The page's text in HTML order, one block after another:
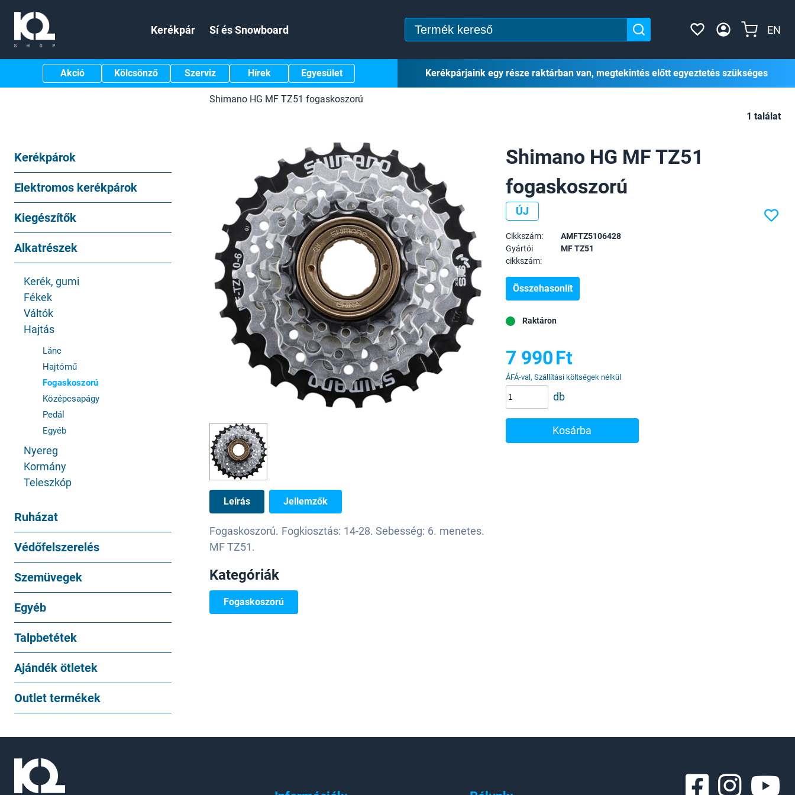
Kerékpár Sí és Snowboard EN
Akció Kölcsönző Szerviz Hírek Egyesület Kerékpárjaink egy része raktárban van, megtekintés előtt egyeztetés szükséges
Shimano HG MF TZ51 fogaskoszorú
1 találat
Kerékpárok
Elektromos kerékpárok
Kiegészítők
Alkatrészek
Kerék, gumi
Fékek
Váltók
Hajtás
Lánc
Hajtómű
Fogaskoszorú
Középcsapágy
Pedál
Egyéb
Nyereg
Kormány
Teleszkóp
Ruházat
Védőfelszerelés
Szemüvegek
Egyéb
Talpbetétek
Ajándék ötletek
Outlet termékek
Shimano HG MF TZ51
fogaskoszorú
ÚJ
Összehasonlít
7 990Ft
ÁFÁ-val, Szállítási költségek nélkül
Raktáron
db
Kosárba
Leírás Jellemzők
Fogaskoszorú. Fogkiosztás: 14-28. Sebesség: 6. menetes.
MF TZ51.
Cikkszám:
AMFTZ5106428
Gyártói
cikkszám:
MF TZ51
Kategóriák
Fogaskoszorú